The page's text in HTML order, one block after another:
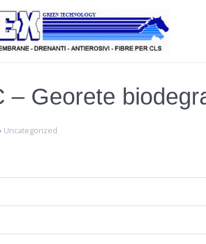
– Georete
Uncategorized